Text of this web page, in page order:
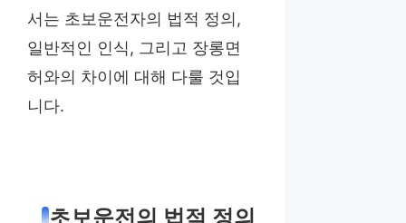
서는 초보운전자의 법적 정의,
일반적인 인식, 그리고 장롱면
허와의 차이에 대해 다룰 것입
니다.
초보운전의 법적 정의